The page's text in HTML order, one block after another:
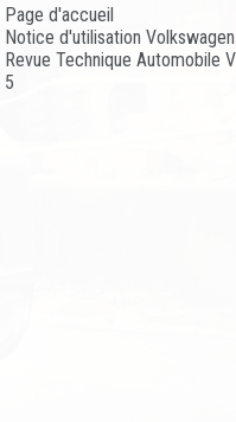
Page d'accueil
Notice d'utilisation
Revue Technique Automobile
5